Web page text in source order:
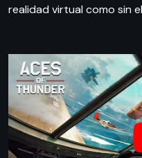
realidad virtual como sin